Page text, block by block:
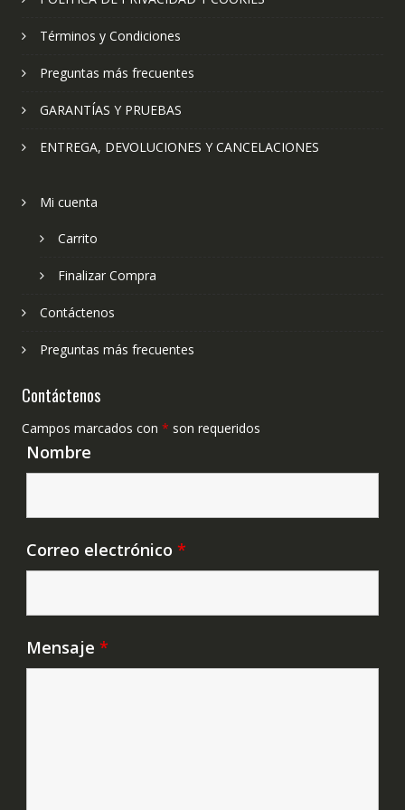
Términos y Condiciones
Preguntas más frecuentes
GARANTÍAS Y PRUEBAS
ENTREGA, DEVOLUCIONES Y CANCELACIONES
Mi cuenta
Carrito
Finalizar Compra
Contáctenos
Preguntas más frecuentes
Contáctenos
Campos marcados con * son requeridos
Nombre
Correo electrónico *
Mensaje *